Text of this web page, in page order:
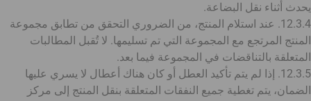
يحدث أثناء نقل البضاعة.
12.3.4. عند استلام المنتج، من الضروري التحقق من تطابق مجموعة
المنتج المرتجع مع المجموعة التي تم تسليمها. لا تُقبل المطالبات
المتعلقة بالتناقضات في المجموعة فيما بعد.
12.3.5. إذا لم يتم تأكيد العطل أو كان هناك أعطال لا يسري عليها
الضمان، يتم تغطية جميع النفقات المتعلقة بنقل المنتج إلى مركز